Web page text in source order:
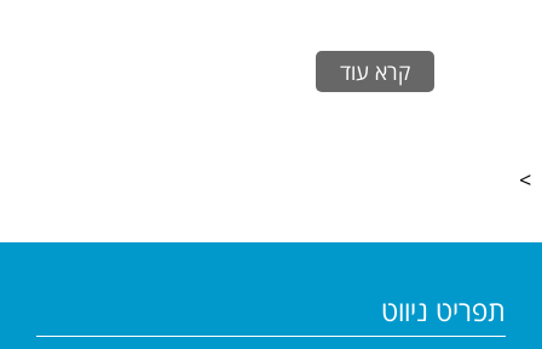
קרא עוד
>
תפריט ניווט